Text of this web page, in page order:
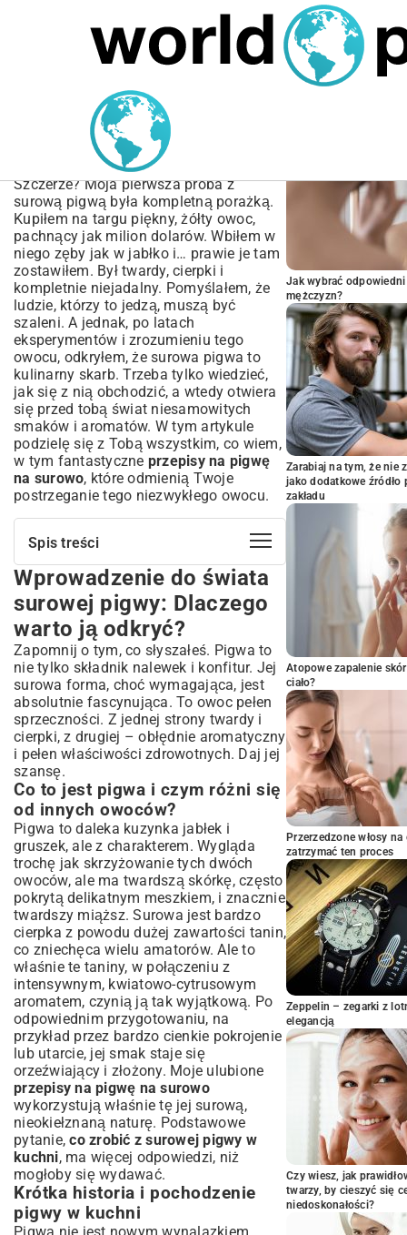
MARIUSZ ŁAMAGA 05.10.2025
Przepisy na Pigwę na
Surowo | Odkryj Jej
Potencjał!
Szczerze? Moja pierwsza próba z
surową pigwą była kompletną porażką.
Kupiłem na targu piękny, żółty owoc,
pachnący jak milion dolarów. Wbiłem w
niego zęby jak w jabłko i… prawie je tam
zostawiłem. Był twardy, cierpki i
kompletnie niejadalny. Pomyślałem, że
ludzie, którzy to jedzą, muszą być
szaleni. A jednak, po latach
eksperymentów i zrozumieniu tego
owocu, odkryłem, że surowa pigwa to
kulinarny skarb. Trzeba tylko wiedzieć,
jak się z nią obchodzić, a wtedy otwiera
się przed tobą świat niesamowitych
smaków i aromatów. W tym artykule
podzielę się z Tobą wszystkim, co wiem,
w tym fantastyczne przepisy na pigwę
na surowo, które odmienią Twoje
postrzeganie tego niezwykłego owocu.
Spis treści
Wprowadzenie do świata surowej pigwy:
Dlaczego warto ją odkryć?
Co to jest pigwa i czym różni się od innych
owoców?
Krótka historia i pochodzenie pigwy w
kuchni
Niesamowite właściwości zdrowotne
surowej pigwy
Bogactwo witamin i minerałów w surowej
pigwie
Wpływ na trawienie i odporność
Antyoksydanty w służbie zdrowia
Jak prawidłowo przygotować pigwę do
spożycia na surowo?
Wybór idealnej pigwy: na co zwrócić
uwagę?
Mycie, obieranie i usuwanie gniazd
nasiennych
Techniki krojenia i tarcia pigwy
Orzeźwiające przepisy na surową pigwę
w napojach i deserach
Pigwa na surowo do herbaty i domowych
syropów
Sałatki owocowe z dodatkiem surowej
pigwy
Desery z tartą pigwą: jogurty, musli,
owsianki
Koktajle i smoothie z pigwą: dawka
witamin
Nieszablonowe zastosowania surowej
pigwy w kuchni wytrawnej
Surowa pigwa jako dodatek do sałatek
warzywnych
Marynaty i sosy z nutą pigwy
Pigwa na surowo w daniach mięsnych i
Wprowadzenie do świata
surowej pigwy: Dlaczego
warto ją odkryć?
Zapomnij o tym, co słyszałeś. Pigwa to
nie tylko składnik nalewek i konfitur. Jej
surowa forma, choć wymagająca, jest
absolutnie fascynująca. To owoc pełen
sprzeczności. Z jednej strony twardy i
cierpki, z drugiej – obłędnie aromatyczny
i pełen właściwości zdrowotnych. Daj jej
szansę.
Co to jest pigwa i czym różni się
od innych owoców?
Pigwa to daleka kuzynka jabłek i
gruszek, ale z charakterem. Wygląda
trochę jak skrzyżowanie tych dwóch
owoców, ale ma twardszą skórkę, często
pokrytą delikatnym meszkiem, i znacznie
twardszy miąższ. Surowa jest bardzo
cierpka z powodu dużej zawartości tanin,
co zniechęca wielu amatorów. Ale to
właśnie te taniny, w połączeniu z
intensywnym, kwiatowo-cytrusowym
aromatem, czynią ją tak wyjątkową. Po
odpowiednim przygotowaniu, na
przykład przez bardzo cienkie pokrojenie
lub utarcie, jej smak staje się
orzeźwiający i złożony. Moje ulubione
przepisy na pigwę na surowo
wykorzystują właśnie tę jej surową,
nieokiełznaną naturę. Podstawowe
pytanie,co zrobić z surowej pigwy w
kuchni, ma więcej odpowiedzi, niż
mogłoby się wydawać.
Krótka historia i pochodzenie
pigwy w kuchni
Jak wybrać
mężczyzn?
Zarabiaj na tym, że nie
jako dodatkowe
zakładu
Atopowe zapalenie
ciało?
Przerzedzone włosy
zatrzymać ten proces
Zeppelin – zegarki z
elegancją
Czy wiesz, jak
twarzy, by cieszyć się
niedoskonałości?